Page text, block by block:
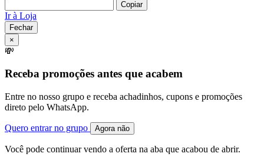
Copiar
Ir à Loja
Fechar
×
💸
Receba promoções antes que acabem
Entre no nosso grupo e receba achadinhos, cupons e promoções
direto pelo WhatsApp.
Quero entrar no grupo Agora não
Você pode continuar vendo a oferta na aba que acabou de abrir.